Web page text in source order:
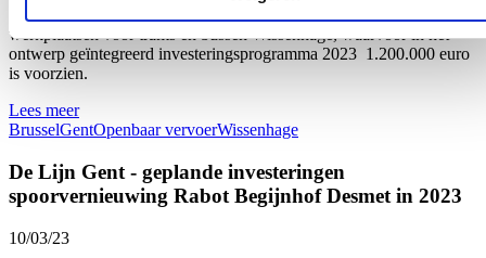
bodemsanering van het grondwater van de nieuwe stel- en
werkplaatsen voor trams en bussen Wissenhage, waarvoor in het
ontwerp geïntegreerd investeringsprogramma 2023 1.200.000 euro
is voorzien.
Lees meer
BrusselGentOpenbaar vervoerWissenhage
De Lijn Gent - geplande investeringen
spoorvernieuwing Rabot Begijnhof Desmet in 2023
10/03/23